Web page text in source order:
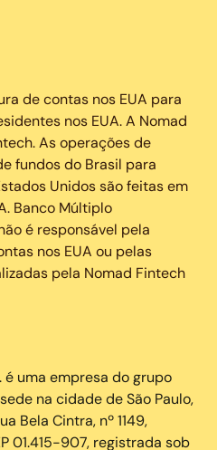
de contas nos EUA para
nos EUA. A Nomad
As operações de
fundos do Brasil para
Unidos são feitas em
Banco Múltiplo
é responsável pela
nos EUA ou pelas
pela Nomad Fintech
é uma empresa do grupo
na cidade de São Paulo,
Bela Cintra, nº 1149,
01.415-907, registrada sob